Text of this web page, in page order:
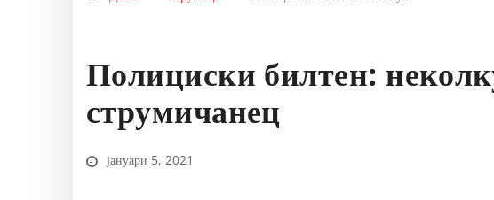
Полициски билтен:
струмичанец
јануари 5, 2021